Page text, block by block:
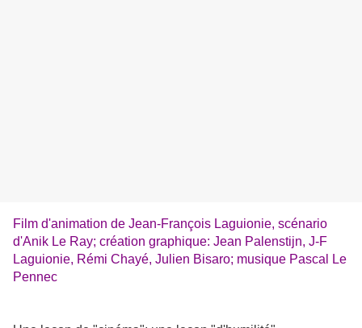
Film d'animation de Jean-François Laguionie, scénario
d'Anik Le Ray; création graphique: Jean Palenstijn, J-F
Laguionie, Rémi Chayé, Julien Bisaro; musique Pascal Le
Pennec